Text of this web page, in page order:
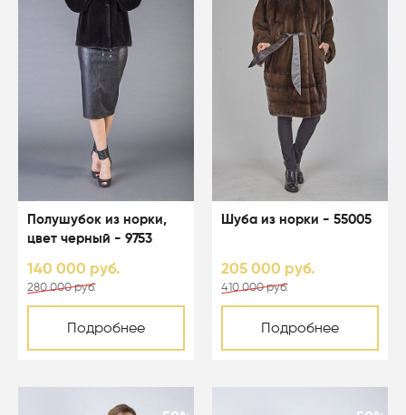
Полушубок из норки,
цвет черный - 9753
140 000 руб.
280 000 руб.
Подробнее
Шуба из норки - 55005
205 000 руб.
410 000 руб.
Подробнее